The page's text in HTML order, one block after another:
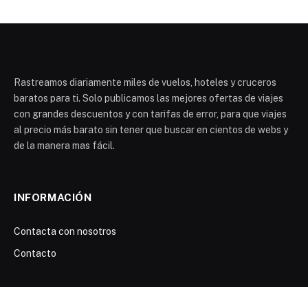
Rastreamos diariamente miles de vuelos, hoteles y cruceros
baratos para ti. Solo publicamos las mejores ofertas de viajes
con grandes descuentos y con tarifas de error, para que viajes
al precio más barato sin tener que buscar en cientos de webs y
de la manera mas fácil.
INFORMACIÓN
Contacta con nosotros
Contacto